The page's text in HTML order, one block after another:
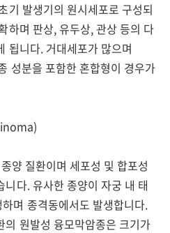
기 발생기의 원시세포로 구성되
하며 판상, 유두상, 관상 등의 다
됩니다. 거대세포가 많으며
성분을 포함한 혼합형이 경우가
양 질환이며 세포성 및 합포성
다. 유사한 종양이 자궁 내 태
며 종격동에서도 발생합니다.
의 원발성 융모막암종은 크기가